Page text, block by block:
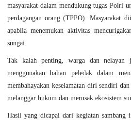
masyarakat dalam mendukung tugas Polri
perdagangan orang (TPPO). Masyarakat
apabila menemukan aktivitas
sungai.
Tak kalah penting, warga dan nelayan
menggunakan bahan peledak dalam
membahayakan keselamatan diri sendiri
melanggar hukum dan merusak ekosistem
Hasil yang dicapai dari kegiatan sambang